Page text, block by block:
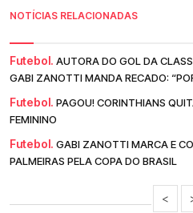
NOTÍCIAS RELACIONADAS
Futebol. AUTORA DO GOL DA
GABI ZANOTTI MANDA RECADO:
Futebol. PAGOU! CORINTHIANS
FEMININO
Futebol. GABI ZANOTTI MARCA E
PALMEIRAS PELA COPA DO BRASIL
<